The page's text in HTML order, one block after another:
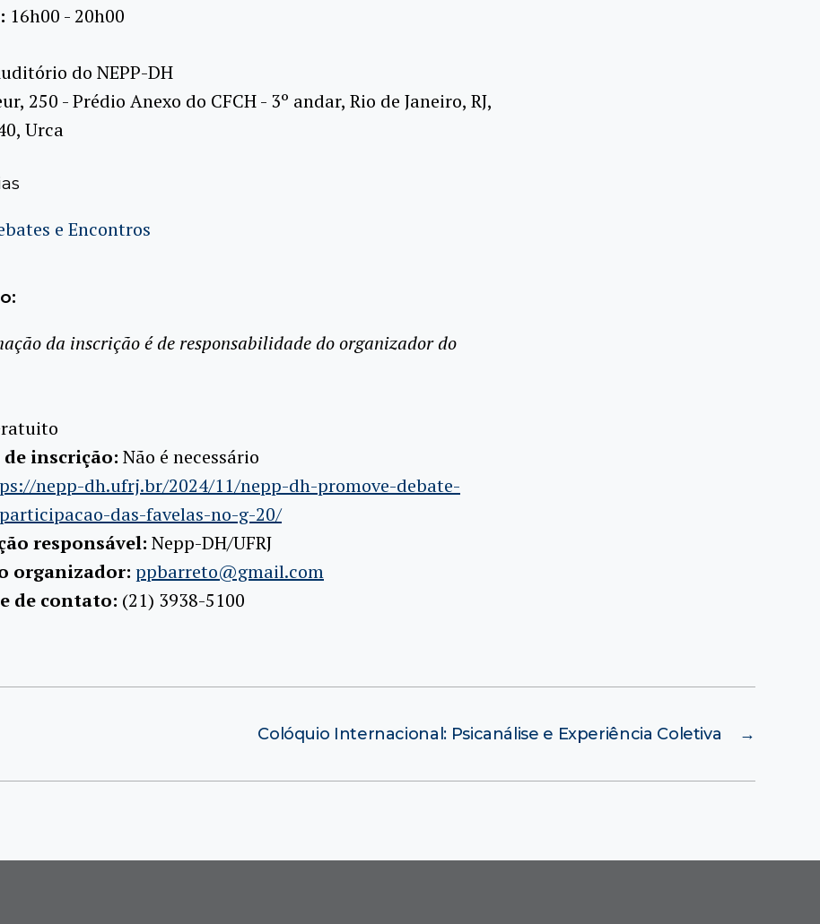
16h00 - 20h00
do NEPP-DH
250 - Prédio Anexo do CFCH - 3º andar, Rio de Janeiro, RJ,
Urca
e Encontros
da inscrição é de responsabilidade do organizador do
inscrição: Não é necessário
nepp-dh.ufrj.br/2024/11/nepp-dh-promove-debate-
das-favelas-no-g-20/
responsável: Nepp-DH/UFRJ
organizador: ppbarreto@gmail.com
de contato: (21) 3938-5100
→
Colóquio Internacional: Psicanálise e Experiência Coletiva